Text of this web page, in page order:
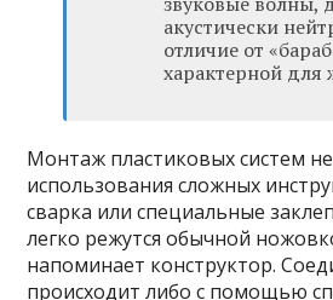
акустически
отличие от
характерной для
Монтаж пластиковых систем
использования сложных
сварка или специальные
легко режутся обычной
напоминает конструктор.
происходит либо с помощью